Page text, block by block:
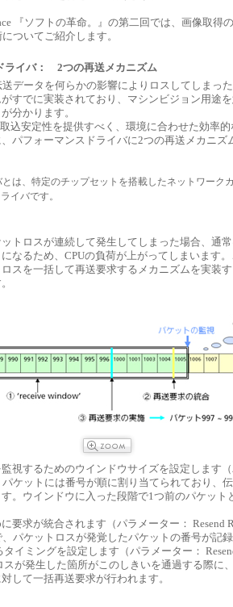
『ソフトの革命。』の第二回では、画像取得
ついてご紹介します。
ライバ： 2つの再送メカニズム
データを何らかの影響によりロスしてしまっ
すでに実装されており、マシンビジョン用途
分かります。
込安定性を提供すべく、環境に合わせた効率
パフォーマンスドライバに2つの再送メカニズ
は、特定のチップセットを搭載したネットワーク
イバです。
トロスが連続して発生してしまった場合、通
なるため、CPUの負荷が上がってしまいます
スを一括して再送要求するメカニズムを実装
するためのウインドウサイズを設定します
パケットには番号が順に割り当てられており、
。ウインドウに入った段階で1つ前のパケット
求が統合されます（パラメーター： Resend
、パケットロスが発覚したパケットの番号が記
ミングを設定します（パラメーター：
スが発生した箇所がこのしきいを通過する際に
して一括再送要求が行われます。